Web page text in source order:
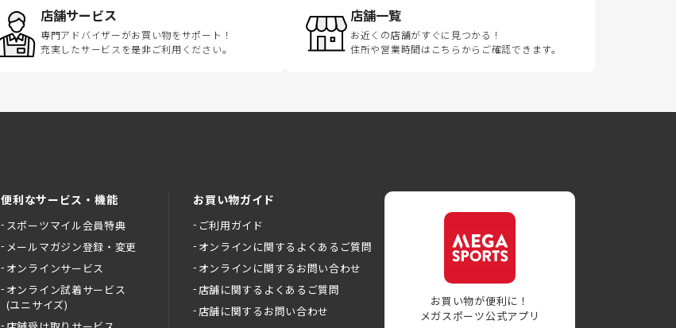
店舗サービス
専門アドバイザーがお買い物をサポート！
充実したサービスを是非ご利用ください。
店舗一覧
お近くの店舗がすぐに見つかる！
住所や営業時間はこちらからご確認できます。
便利なサービス・機能
スポーツマイル会員特典
メールマガジン登録・変更
オンラインサービス
オンライン試着サービス
(ユニサイズ)
お買い物ガイド
ご利用ガイド
オンラインに関するよくあるご質問
オンラインに関するお問い合わせ
店舗に関するよくあるご質問
店舗に関するお問い合わせ
お買い物が便利に！
メガスポーツ公式アプリ